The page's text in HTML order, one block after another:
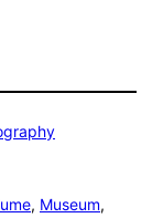
, Museum